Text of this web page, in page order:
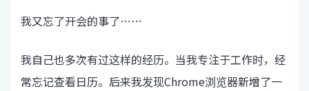
我又忘了开会的事了……
我自己也多次有过这样的经历。当我专注于工作时，经
常忘记查看日历。后来我发现Chrome浏览器新增了一